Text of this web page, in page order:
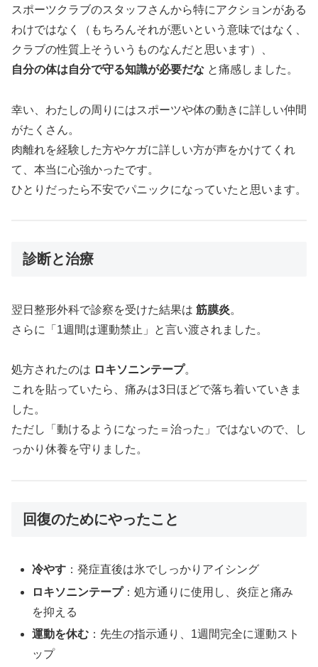
スポーツクラブのスタッフさんから特にアクションがある
わけではなく（もちろんそれが悪いという意味ではなく、
クラブの性質上そういうものなんだと思います）、
自分の体は自分で守る知識が必要だな と痛感しました。
幸い、わたしの周りにはスポーツや体の動きに詳しい仲間
がたくさん。
肉離れを経験した方やケガに詳しい方が声をかけてくれ
て、本当に心強かったです。
ひとりだったら不安でパニックになっていたと思います。
診断と治療
翌日整形外科で診察を受けた結果は 筋膜炎。
さらに「1週間は運動禁止」と言い渡されました。
処方されたのは ロキソニンテープ。
これを貼っていたら、痛みは3日ほどで落ち着いていきま
した。
ただし「動けるようになった＝治った」ではないので、し
っかり休養を守りました。
回復のためにやったこと
冷やす ：発症直後は氷でしっかりアイシング
ロキソニンテープ：処方通りに使用し、炎症と痛み
を抑える
運動を休む ：先生の指示通り、1週間完全に運動スト
ップ